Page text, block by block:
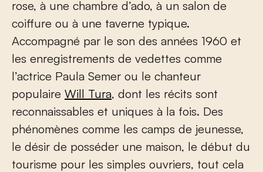
rose, à une chambre d’ado, à un salon de
coiffure ou à une taverne typique.
Accompagné par le son des années 1960 et
les enregistrements de vedettes comme
l’actrice Paula Semer ou le chanteur
populaire Will Tura, dont les récits sont
reconnaissables et uniques à la fois. Des
phénomènes comme les camps de jeunesse,
le désir de posséder une maison, le début du
tourisme pour les simples ouvriers, tout cela